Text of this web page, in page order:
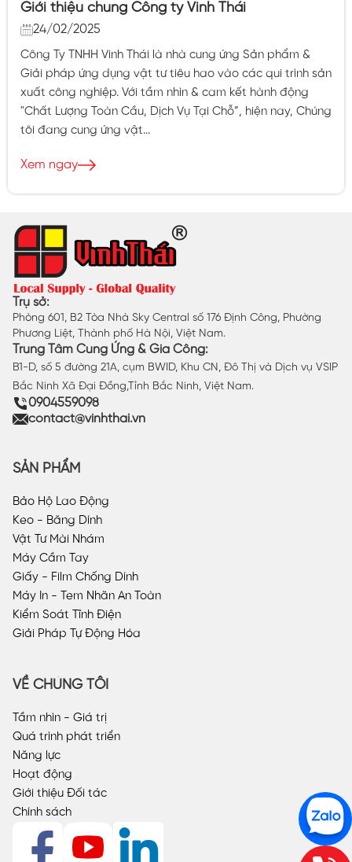
Giới thiệu chung Công ty Vinh Thái
24/02/2025
Công Ty TNHH Vinh Thái là nhà cung ứng Sản phẩm &
Giải pháp ứng dụng vật tư tiêu hao vào các qui trình sản
xuất công nghiệp. Với tầm nhìn & cam kết hành động
"Chất Lượng Toàn Cầu, Dịch Vụ Tại Chỗ”, hiện nay, Chúng
tôi đang cung ứng vật...
Xem ngay
Trụ sở:
Phòng 601, B2 Tòa Nhà Sky Central số 176 Định Công, Phường
Phương Liệt, Thành phố Hà Nội, Việt Nam.
Trung Tâm Cung Ứng & Gia Công:
B1-D, số 5 đường 21A, cụm BWID, Khu CN, Đô Thị và Dịch vụ VSIP
Bắc Ninh Xã Đại Đồng,Tỉnh Bắc Ninh, Việt Nam.
0904559098
contact@vinhthai.vn
SẢN PHẨM
Bảo Hộ Lao Động
Keo - Băng Dính
Vật Tư Mài Nhám
Máy Cầm Tay
Giấy - Film Chống Dính
Máy In - Tem Nhãn An Toàn
Kiểm Soát Tĩnh Điện
Giải Pháp Tự Động Hóa
VỀ CHÚNG TÔI
Tầm nhìn - Giá trị
Quá trình phát triển
Năng lực
Hoạt động
Giới thiệu Đối tác
Chính sách